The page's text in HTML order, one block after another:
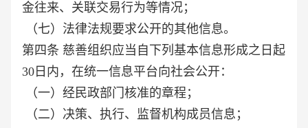
金往来、关联交易行为等情况；
（七）法律法规要求公开的其他信息。
第四条 慈善组织应当自下列基本信息形成之日起
30日内，在统一信息平台向社会公开：
（一）经民政部门核准的章程；
（二）决策、执行、监督机构成员信息；